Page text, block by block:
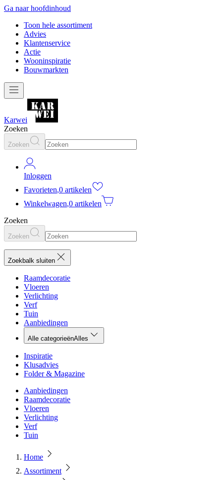
Ga naar hoofdinhoud
Toon hele assortiment
Advies
Klantenservice
Actie
Wooninspiratie
Bouwmarkten
Karwei
Zoeken
Zoeken
Inloggen
Favorieten,0 artikelen
Winkelwagen,0 artikelen
Zoeken
Zoeken
Zoekbalk sluiten
Raamdecoratie
Vloeren
Verlichting
Verf
Tuin
Aanbiedingen
Alle categorieënAlles
Inspiratie
Klusadvies
Folder & Magazine
Aanbiedingen
Raamdecoratie
Vloeren
Verlichting
Verf
Tuin
Home
Assortiment